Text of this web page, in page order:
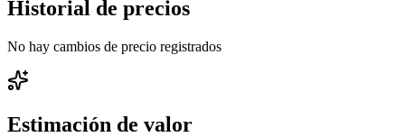
Historial de precios
No hay cambios de precio registrados
Estimación de valor